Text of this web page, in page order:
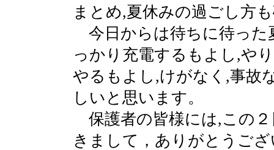
まとめ,夏休みの過ごし方
今日からは待ちに待った
っかり充電するもよし,や
やるもよし,けがなく,事故
しいと思います。
保護者の皆様には,この
きまして，ありがとうご